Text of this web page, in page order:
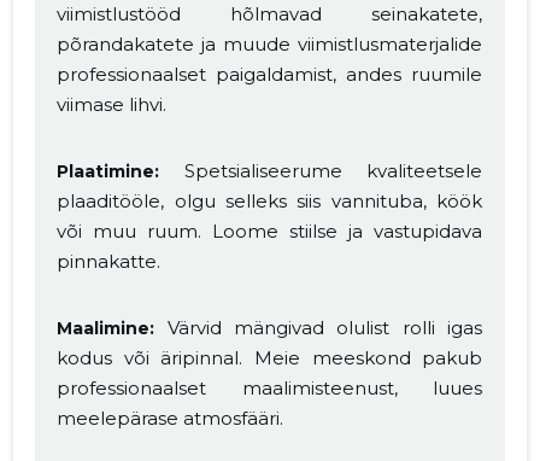
viimistlustööd hõlmavad seinakatete,
põrandakatete ja muude viimistlusmaterjalide
professionaalset paigaldamist, andes ruumile
viimase lihvi.
Plaatimine: Spetsialiseerume kvaliteetsele
plaaditööle, olgu selleks siis vannituba, köök
või muu ruum. Loome stiilse ja vastupidava
pinnakatte.
Maalimine: Värvid mängivad olulist rolli igas
kodus või äripinnal. Meie meeskond pakub
professionaalset maalimisteenust, luues
meelepärase atmosfääri.